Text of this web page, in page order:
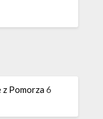
z Pomorza6